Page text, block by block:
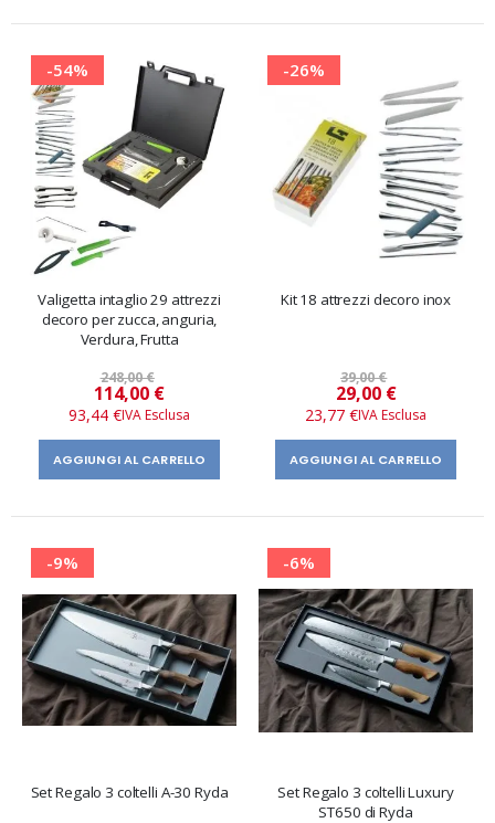
-54%
Valigetta intaglio 29 attrezzi
decoro per zucca, anguria,
Verdura, Frutta
248,00 €
Prezzo
speciale
114,00 €
93,44 €
AGGIUNGI AL CARRELLO
-26%
Kit 18 attrezzi decoro inox
39,00 €
Prezzo
speciale
29,00 €
23,77 €
AGGIUNGI AL CARRELLO
-9%
Set Regalo 3 coltelli A-30 Ryda
-6%
Set Regalo 3 coltelli Luxury
ST650 di Ryda